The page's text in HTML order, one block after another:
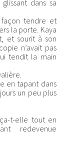
dans sa
tendre et
la porte. Kaya
et sourit à son
n’avait pas
tendit la main
en tapant dans
un peu plus
t-elle tout en
redevenue